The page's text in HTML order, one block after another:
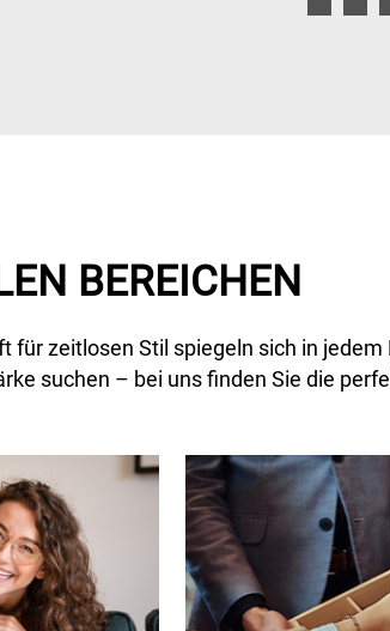
BEREICHEN
zeitlosen Stil spiegeln sich in jedem
suchen – bei uns finden Sie die